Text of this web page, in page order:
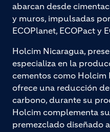
abarcan desde
y muros, impulsadas
ECOPlanet, ECOPact y
Holcim Nicaragua,
especializa en la
cementos como Holcim
ofrece una reducción
carbono, durante su
Holcim complementa
premezclado diseñado